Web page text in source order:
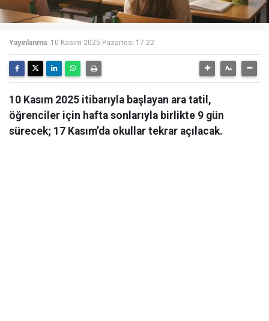
Yayınlanma: 10 Kasım 2025 Pazartesi 17:22
10 Kasım 2025 itibarıyla başlayan ara tatil,
öğrenciler için hafta sonlarıyla birlikte 9 gün
sürecek; 17 Kasım’da okullar tekrar açılacak.